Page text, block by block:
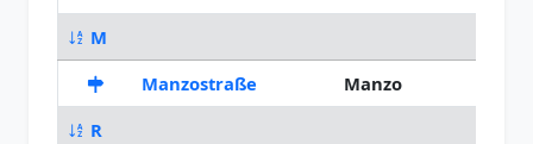
M
Manzostraße
Manzo
R